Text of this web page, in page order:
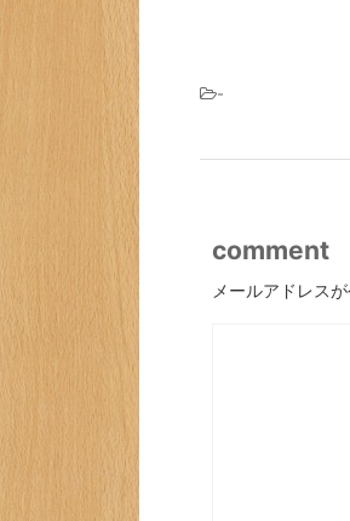
-
comment
メールアドレス